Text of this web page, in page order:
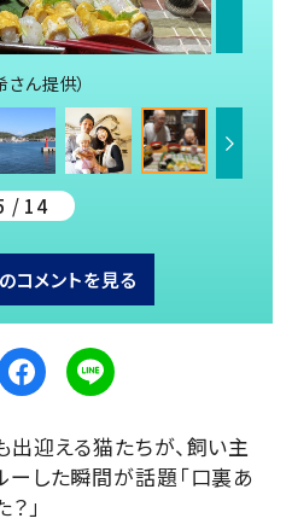
ん提供）
/ 14
コメントを見る
出迎える猫たちが、飼い主
ーした瞬間が話題「口裏あ
」